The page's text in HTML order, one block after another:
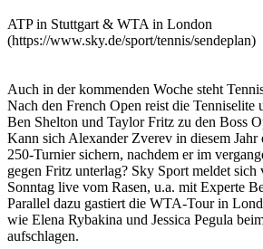
ATP in Stuttgart & WTA in London
(https://www.sky.de/sport/tennis/sendeplan)
Auch in der kommenden Woche steht
Nach den French Open reist die Tenniselite
Ben Shelton und Taylor Fritz zu den Boss
Kann sich Alexander Zverev in diesem
250-Turnier sichern, nachdem er im
gegen Fritz unterlag? Sky Sport meldet
Sonntag live vom Rasen, u.a. mit Experte
Parallel dazu gastiert die WTA-Tour in
wie Elena Rybakina und Jessica Pegula
aufschlagen.